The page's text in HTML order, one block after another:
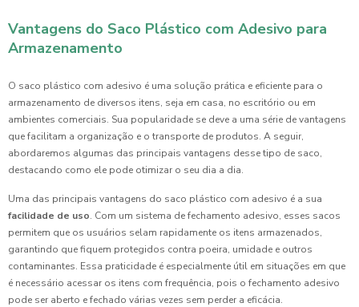
Vantagens do Saco Plástico com Adesivo para
Armazenamento
O saco plástico com adesivo é uma solução prática e eficiente para o
armazenamento de diversos itens, seja em casa, no escritório ou em
ambientes comerciais. Sua popularidade se deve a uma série de vantagens
que facilitam a organização e o transporte de produtos. A seguir,
abordaremos algumas das principais vantagens desse tipo de saco,
destacando como ele pode otimizar o seu dia a dia.
Uma das principais vantagens do saco plástico com adesivo é a sua
facilidade de uso. Com um sistema de fechamento adesivo, esses sacos
permitem que os usuários selam rapidamente os itens armazenados,
garantindo que fiquem protegidos contra poeira, umidade e outros
contaminantes. Essa praticidade é especialmente útil em situações em que
é necessário acessar os itens com frequência, pois o fechamento adesivo
pode ser aberto e fechado várias vezes sem perder a eficácia.